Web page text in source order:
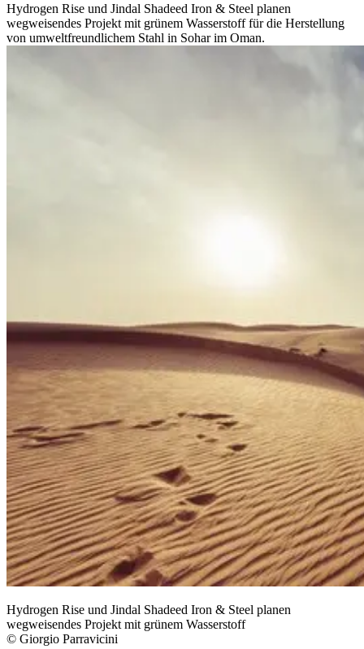
Hydrogen Rise und Jindal Shadeed Iron & Steel planen
wegweisendes Projekt mit grünem Wasserstoff für die Herstellung
von umweltfreundlichem Stahl in Sohar im Oman.
Hydrogen Rise und Jindal Shadeed Iron & Steel planen
wegweisendes Projekt mit grünem Wasserstoff
© Giorgio Parravicini